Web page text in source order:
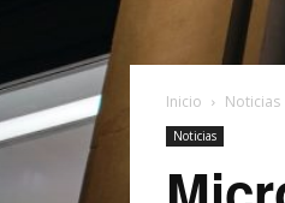
Inicio Noticias
Noticias